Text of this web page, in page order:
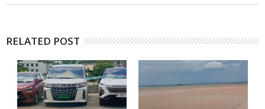
RELATED POST